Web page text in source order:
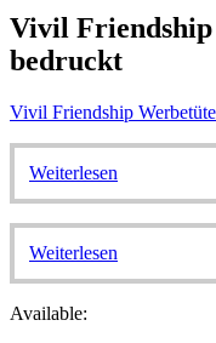
Vivil
bedruckt
Vivil Friendship
Weiterlesen
Weiterlesen
Available: